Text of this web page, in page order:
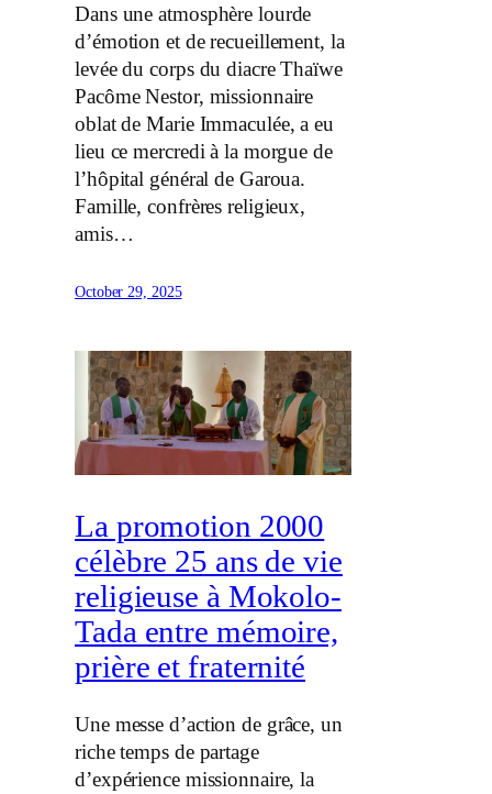
Dans une atmosphère lourde
d’émotion et de recueillement, la
levée du corps du diacre Thaïwe
Pacôme Nestor, missionnaire
oblat de Marie Immaculée, a eu
lieu ce mercredi à la morgue de
l’hôpital général de Garoua.
Famille, confrères religieux,
amis…
October 29, 2025
La promotion 2000
célèbre 25 ans de vie
religieuse à Mokolo-
Tada entre mémoire,
prière et fraternité
Une messe d’action de grâce, un
riche temps de partage
d’expérience missionnaire, la